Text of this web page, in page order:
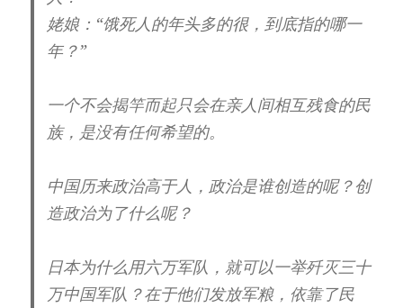
姥娘：“饿死人的年头多的很，到底指的哪一
年？”
一个不会揭竿而起只会在亲人间相互残食的民
族，是没有任何希望的。
中国历来政治高于人，政治是谁创造的呢？创
造政治为了什么呢？
日本为什么用六万军队，就可以一举歼灭三十
万中国军队？在于他们发放军粮，依靠了民